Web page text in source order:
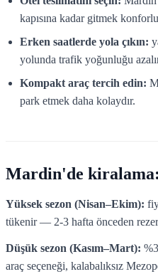
kapısına kadar gitmek
Erken saatlerde yola çıkın:
yolunda trafik yoğunluğu
Kompakt araç tercih edin:
park etmek daha kolaydır.
Mardin'de
Yüksek sezon (Nisan–Ekim):
tükenir — 2-3 hafta önceden
Düşük sezon (Kasım–Mart):
araç seçeneği, kalabalıksız